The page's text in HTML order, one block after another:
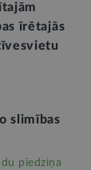
īrētajās
slimības
piedziņa